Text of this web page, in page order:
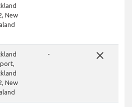
New
New
- close